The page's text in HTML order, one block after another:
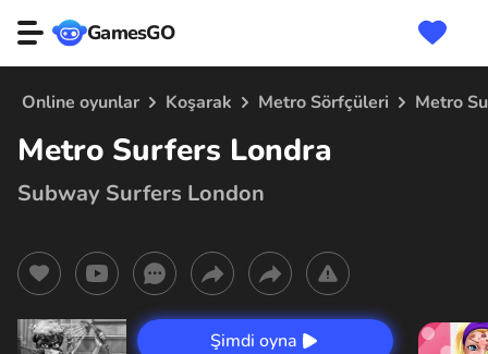
GamesGO
Online oyunlar Koşarak Metro Sörfçüleri Metro
Metro Surfers Londra
Subway Surfers London
Şimdi oyna